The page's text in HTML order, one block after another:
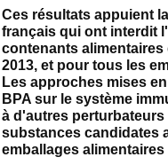
Ces résultats appuient
français qui ont interdit
contenants
2013, et pour tous les
Les approches mises
BPA sur le système
à d'autres
substances candidates
emballages